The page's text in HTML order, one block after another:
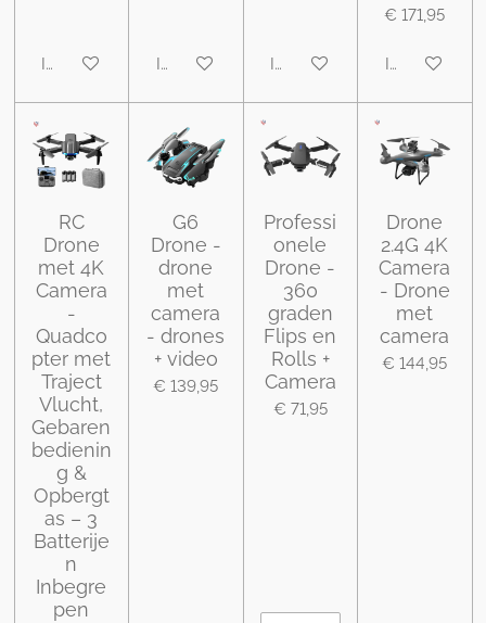
In winkelwagenIn winkelwagenIn winkelwagen
€ 171,95
In
RC
Drone
met 4K
Camera
-
Quadco
pter met
Traject
Vlucht,
Gebaren
bedienin
g &
Opbergt
as – 3
Batterije
n
Inbegre
pen
G6
Drone -
drone
met
camera
- drones
+ video
€ 139,95
Professi
onele
Drone -
360
graden
Flips en
Rolls +
Camera
€ 71,95
Drone
2.4G 4K
Camera
- Drone
met
camera
€ 144,95